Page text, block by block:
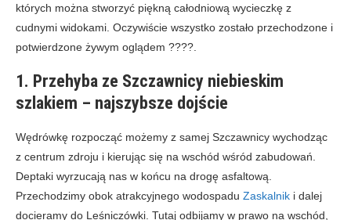
których można stworzyć piękną całodniową wycieczkę z
cudnymi widokami. Oczywiście wszystko zostało przechodzone i
potwierdzone żywym oglądem ????.
1. Przehyba ze Szczawnicy niebieskim
szlakiem – najszybsze dojście
Wędrówkę rozpocząć możemy z samej Szczawnicy wychodząc
z centrum zdroju i kierując się na wschód wśród zabudowań.
Deptaki wyrzucają nas w końcu na drogę asfaltową.
Przechodzimy obok atrakcyjnego wodospadu Zaskalnik i dalej
docieramy do Leśniczówki. Tutaj odbijamy w prawo na wschód,